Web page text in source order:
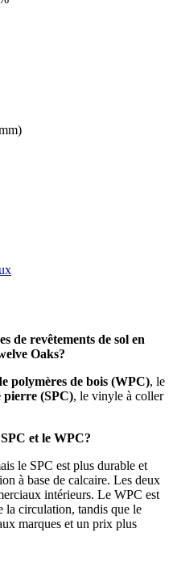
de revêtements de sol en
Oaks?
polymères de bois (WPC), le
pierre (SPC), le vinyle à coller
et le WPC?
le SPC est plus durable et
à base de calcaire. Les deux
intérieurs. Le WPC est
la circulation, tandis que le
marques et un prix plus